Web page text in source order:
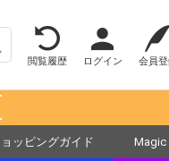
閲覧履歴 ログイン 会員
ッピングガイド Magic